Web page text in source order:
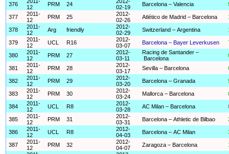
376
12
PRM 24
02-19
Barcelona – Valencia
377
2011-
12
PRM 25
2012-
02-26
Atlético de Madrid – Barcelona
378
2011-
12
Arg friendly
2012-
02-29
Switzerland – Argentina
379
2011-
12
UCL R16
2012-
03-07
Barcelona – Bayer Leverkusen
380
2011-
12
PRM 27
2012-
03-11
Racing de Santander –
Barcelona
381
2011-
12
PRM 28
2012-
03-17
Sevilla – Barcelona
382
2011-
12
PRM 29
2012-
03-20
Barcelona – Granada
383
2011-
12
PRM 30
2012-
03-24
Mallorca – Barcelona
384
2011-
12
UCL R8
2012-
03-28
AC Milan – Barcelona
385
2011-
12
PRM 31
2012-
03-31
Barcelona – Athletic de Bilbao
386
2011-
12
UCL R8
2012-
04-03
Barcelona – AC Milan
387
2011-
12
PRM 32
2012-
04-07
Zaragoza – Barcelona